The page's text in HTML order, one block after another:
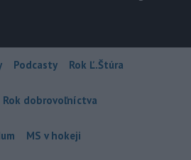
Podcasty Rok Ľ.Štúra
Rok dobrovoľníctva
MS v hokeji